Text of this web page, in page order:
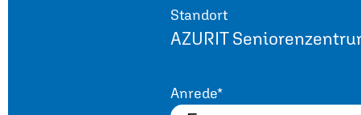
Standort
AZURIT
Anrede*